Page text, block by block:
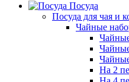
Посуда
Посуда для чая и
Чайные
На 2